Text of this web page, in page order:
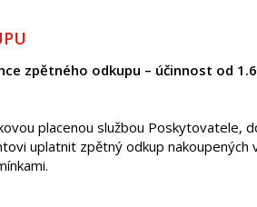
zpětného odkupu – účinnost od
placenou službou Poskytovatele,
uplatnit zpětný odkup